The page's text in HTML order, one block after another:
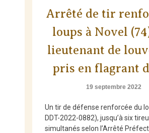
Arrêté de tir renforcé de
loups à Novel
lieutenant de
pris en flagrant
19 septembre 2022
Un tir de défense renforcée du
DDT-2022-0882), jusqu’à six
simultanés selon l’Arrêté